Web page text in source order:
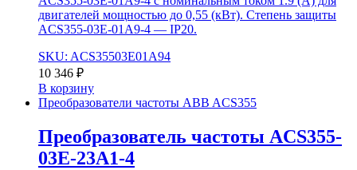
двигателей мощностью до 0,55 (кВт). Степень защиты
ACS355-03E-01A9-4 — IP20.
SKU: ACS35503E01A94
10 346 ₽
В корзину
Преобразователи частоты ABB ACS355
Преобразователь частоты ACS355-
03E-23A1-4